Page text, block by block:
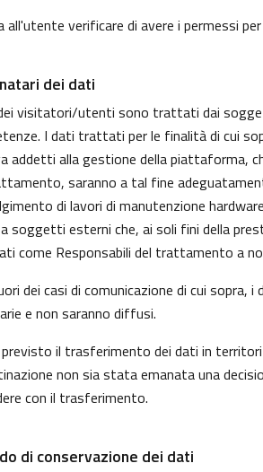
all'utente verificare di avere i permessi
dei dati
visitatori/utenti sono trattati dai
I dati trattati per le finalità di cui
addetti alla gestione della piattaforma,
saranno a tal fine
di lavori di manutenzione
soggetti esterni che, ai soli fini della
come Responsabili del trattamento a
dei casi di comunicazione di cui sopra,
e non saranno diffusi.
il trasferimento dei dati in territori
non sia stata emanata una
con il trasferimento.
di conservazione dei dati